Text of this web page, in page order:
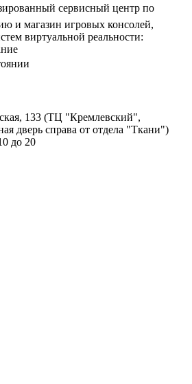
сервисный центр по
и магазин игровых консолей,
виртуальной реальности:
133 (ТЦ "Кремлевский",
дверь справа от отдела "Ткани")
до 20